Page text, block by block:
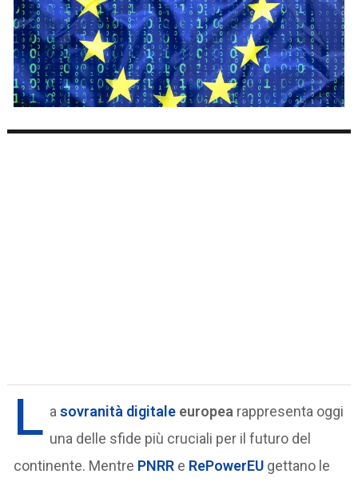
L asovranità digitale europea rappresenta oggi
una delle sfide più cruciali per il futuro del
continente. Mentre PNRR e RePowerEU gettano le